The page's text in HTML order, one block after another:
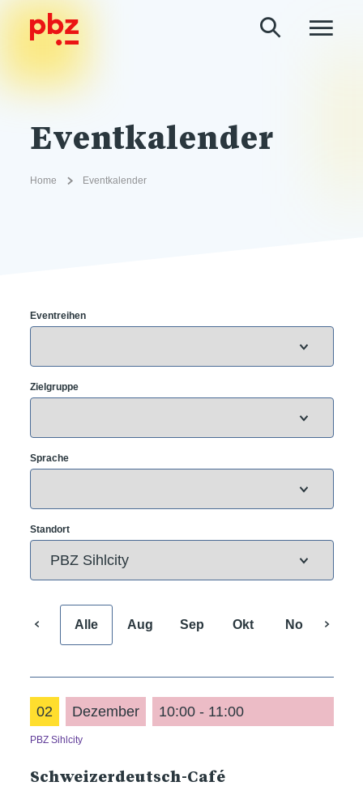
Eventkalender
Home Eventkalender
Eventreihen
Zielgruppe
Sprache
Standort
Alle Aug Sep Okt Nov
02 Dezember 10:00 - 11:00
PBZ Sihlcity
Schweizerdeutsch-Café